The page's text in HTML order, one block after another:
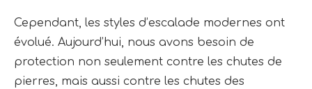
Cependant, les styles d’escalade modernes ont
évolué. Aujourd’hui, nous avons besoin de
protection non seulement contre les chutes de
pierres, mais aussi contre les chutes des